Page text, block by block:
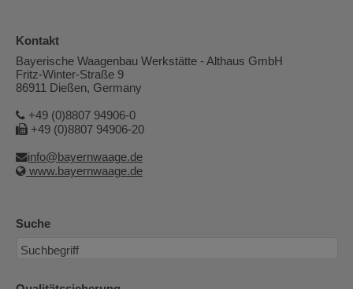
Kontakt
Bayerische Waagenbau Werkstätte - Althaus GmbH
Fritz-Winter-Straße 9
86911 Dießen, Germany
+49 (0)8807 94906-0
+49 (0)8807 94906-20
info@bayernwaage.de
www.bayernwaage.de
Suche